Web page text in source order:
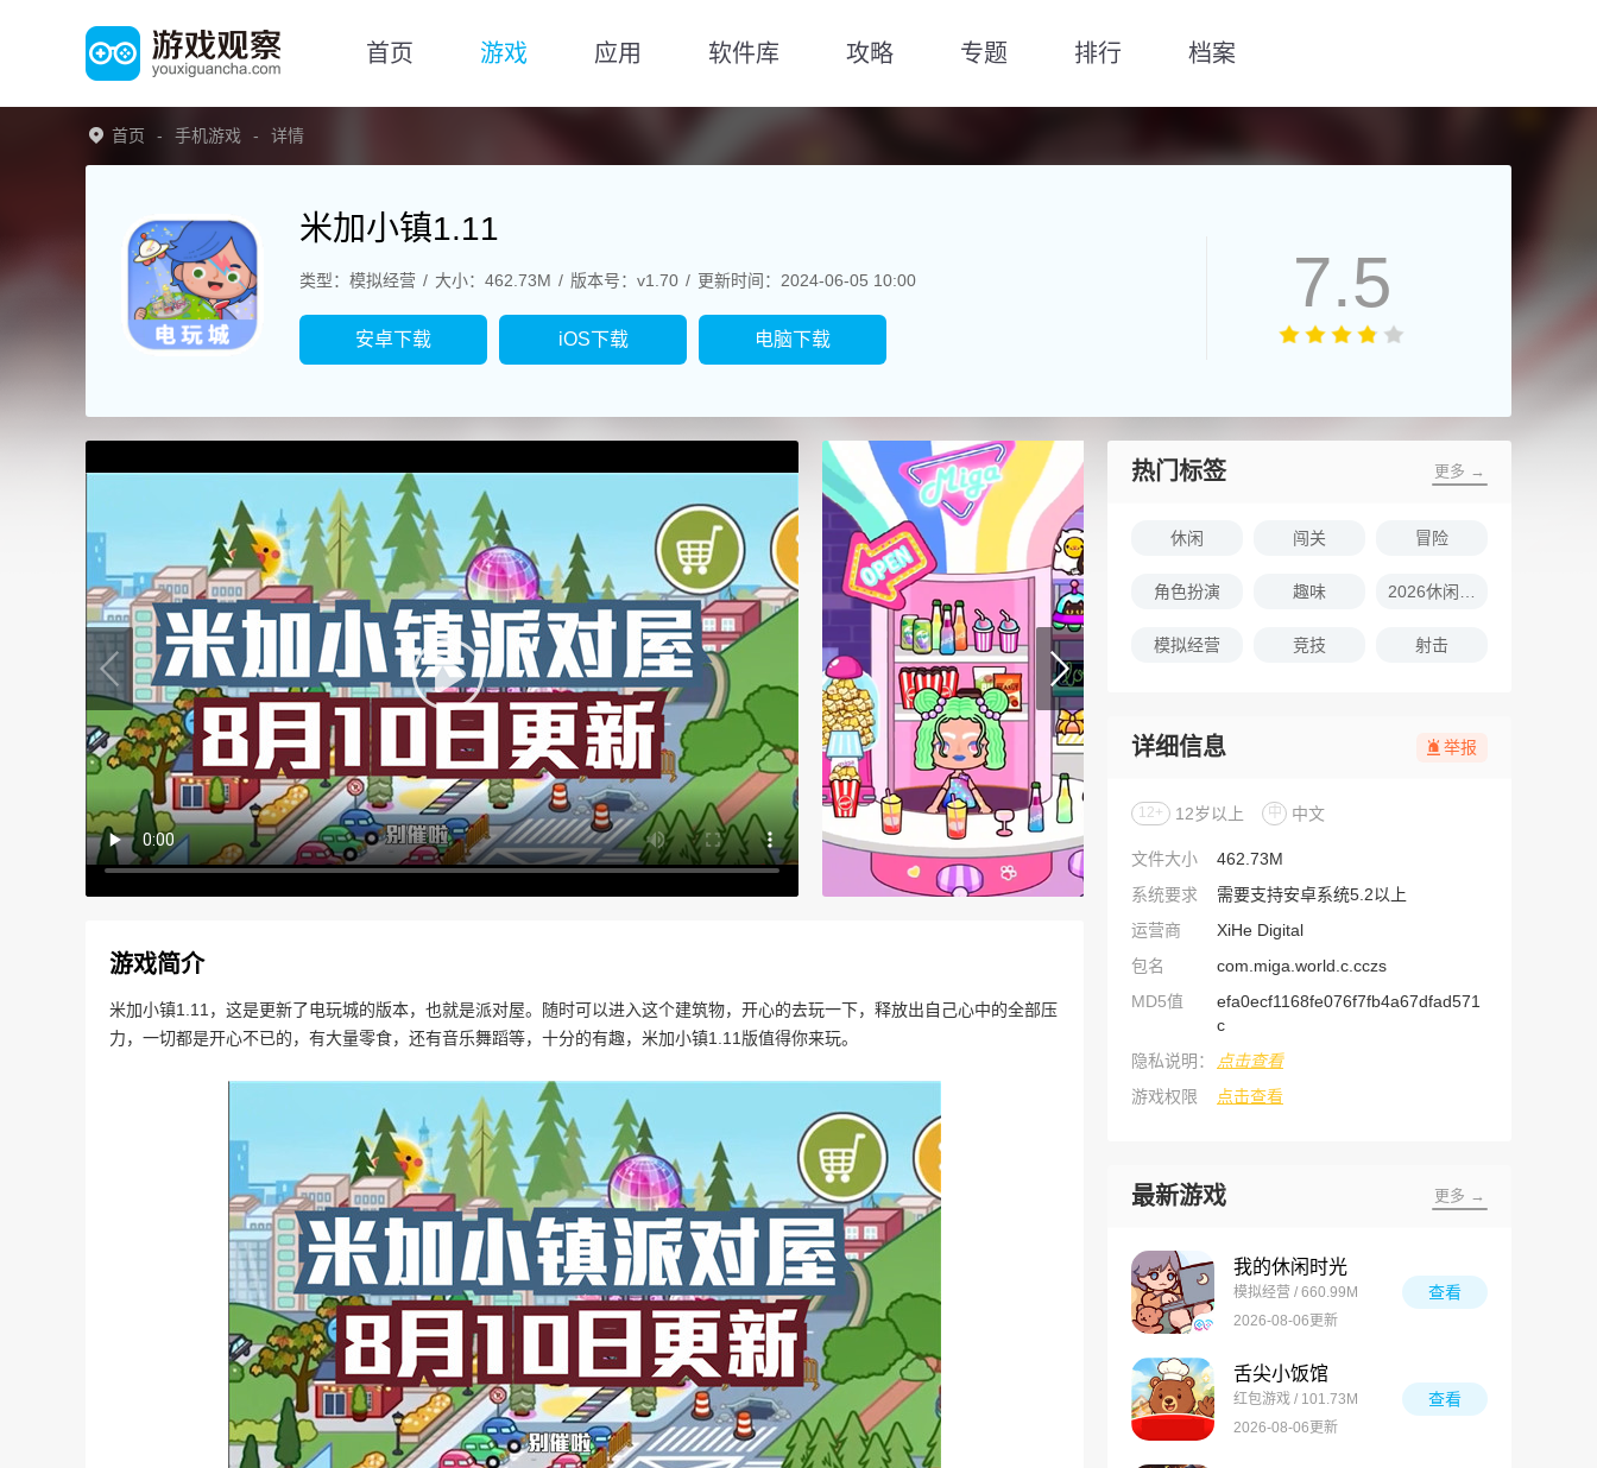
首页 游戏 应用 软件库 攻略 专题 排行 档案
首页 手机游戏 详情
米加小镇1.11
类型：模拟经营 大小：462.73M 版本号：v1.70 更新时间：2024-06-05 10:00
安卓下载 iOS下载 电脑下载
7.5
游戏简介
米加小镇1.11，这是更新了电玩城的版本，也就是派对屋。随时可以进入这个建筑物，开心的去玩一下，释放出自己心中的全部压
力，一切都是开心不已的，有大量零食，还有音乐舞蹈等，十分的有趣，米加小镇1.11版值得你来玩。
热门标签 更多 →
休闲 闯关 冒险
角色扮演 趣味
模拟经营 竞技 射击
详细信息 举报
12+ 12岁以上 中 中文
文件大小
462.73M
系统要求
需要支持安卓系统5.2以上
运营商
XiHe Digital
包名
com.miga.world.c.cczs
MD5值
efa0ecf1168fe076f7fb4a67dfad571
c
隐私说明：
点击查看
游戏权限
点击查看
最新游戏 更多 →
我的休闲时光
模拟经营 / 660.99M
2026-08-06更新
查看
舌尖小饭馆
红包游戏 / 101.73M
2026-08-06更新
查看